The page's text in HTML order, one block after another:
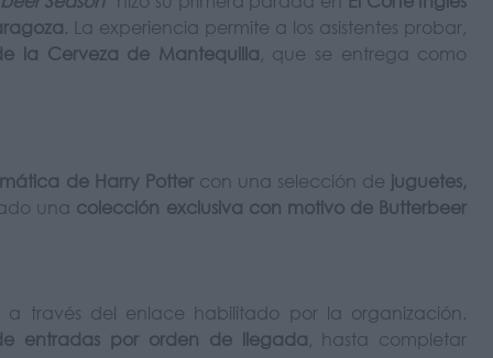
. La experiencia permite a los asistentes probar,
la Cerveza de Mantequilla , que se entrega como
de Harry Pottercon una selección de juguetes,
una colección exclusiva con motivo de Butterbeer
a través del enlace habilitado por la organización.
entradas por orden de llegada , hasta completar